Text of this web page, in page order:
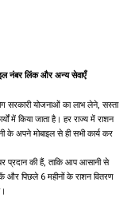
नंबर लिंक और अन्य सेवाएँ
सरकारी योजनाओं का लाभ लेने, सस्ता
में किया जाता है। हर राज्य में राशन
के अपने मोबाइल से ही सभी कार्य कर
प्रदान की हैं, ताकि आप आसानी से
पिछले 6 महीनों के राशन वितरण